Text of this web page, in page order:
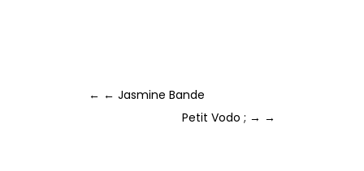
← ← Jasmine Bande
Petit Vodo ; → →